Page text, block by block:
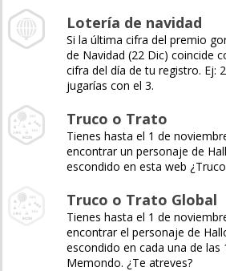
Lotería de navidad
Si la última cifra del premio
de Navidad (22 Dic) coincide
cifra del día de tu registro. Ej:
jugarías con el 3.
Truco o Trato
Tienes hasta el 1 de
encontrar un personaje de
escondido en esta web
Truco o Trato Global
Tienes hasta el 1 de
encontrar el personaje de
escondido en cada una de las
Memondo. ¿Te atreves?